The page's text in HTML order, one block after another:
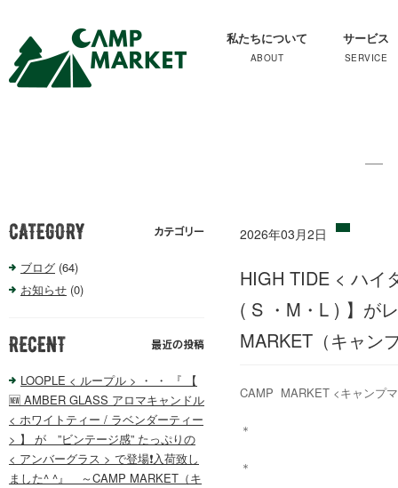
私たちについて サービス
2026年03月2日
HIGH TIDE < ハイ
( S ・M・L ) 】が
MARKET（キャン
CAMP MARKET <キャンプ
＊
＊
ブログ (64)
お知らせ (0)
LOOPLE < ループル > ・ ・ 『 【
🆕 AMBER GLASS アロマキャンドル
< ホワイトティー / ラベンダーティー
> 】 が ”ビンテージ感” たっぷりの
< アンバーグラス > で登場❗️入荷致し
ました^ ^』 ～CAMP MARKET（キ